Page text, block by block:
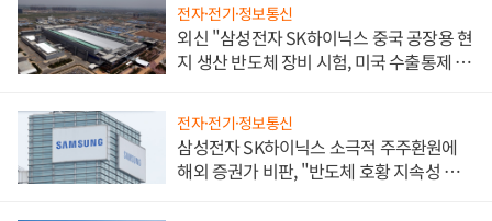
전자·전기·정보통신
외신 "삼성전자 SK하이닉스 중국 공장용 현
지 생산 반도체 장비 시험, 미국 수출통제 대
전자·전기·정보통신
삼성전자 SK하이닉스 소극적 주주환원에
해외 증권가 비판, "반도체 호황 지속성 의